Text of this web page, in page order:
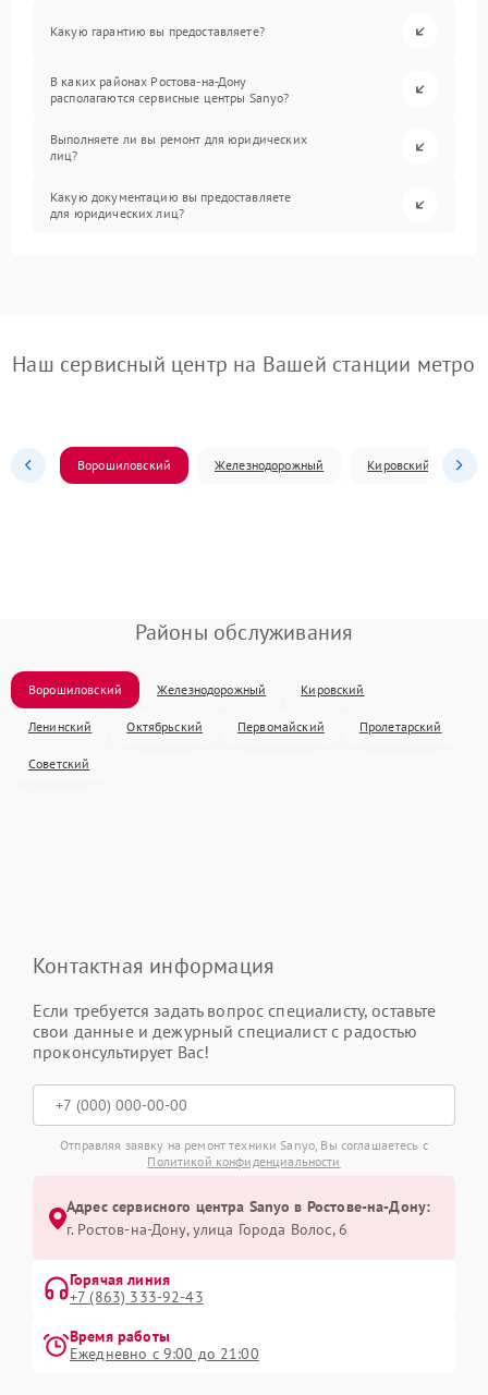
Какую гарантию вы предоставляете?
В каких районах Ростова-на-Дону
располагаются сервисные центры Sanyo?
Выполняете ли вы ремонт для юридических
лиц?
Какую документацию вы предоставляете
для юридических лиц?
Наш сервисный центр на Вашей станции метро
Ворошиловский Железнодорожный Кировский
Районы обслуживания
Ворошиловский Железнодорожный Кировский
Ленинский Октябрьский Первомайский Пролетарский
Советский
Контактная информация
Если требуется задать вопрос специалисту, оставьте
свои данные и дежурный специалист с радостью
проконсультирует Вас!
Отправляя заявку на ремонт техники Sanyo, Вы соглашаетесь с
Политикой конфиденциальности
Адрес сервисного центра Sanyo в Ростове-на-Дону:
г. Ростов-на-Дону, улица Города Волос, 6
Горячая линия
+7 (863) 333-92-43
Время работы
Ежедневно с 9:00 до 21:00